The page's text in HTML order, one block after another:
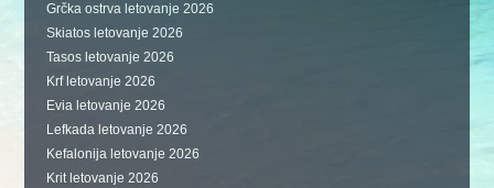
Grčka ostrva letovanje 2026
Skiatos letovanje 2026
Tasos letovanje 2026
Krf letovanje 2026
Evia letovanje 2026
Lefkada letovanje 2026
Kefalonija letovanje 2026
Krit letovanje 2026